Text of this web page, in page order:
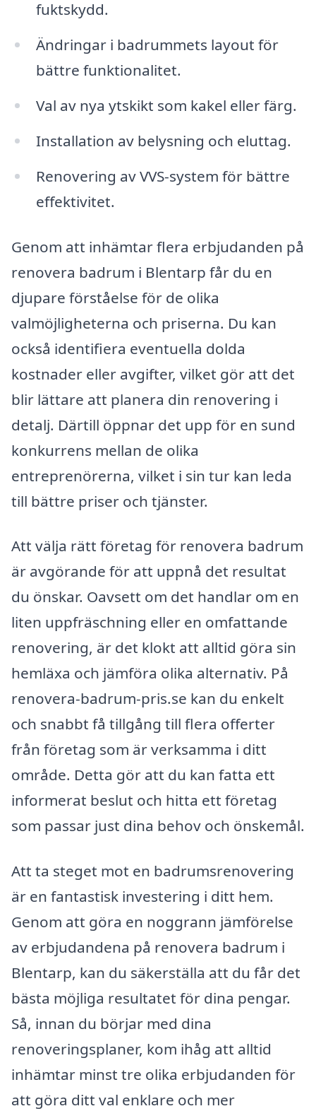
fuktskydd.
Ändringar i badrummets layout för
bättre funktionalitet.
Val av nya ytskikt som kakel eller färg.
Installation av belysning och eluttag.
Renovering av VVS-system för bättre
effektivitet.
Genom att inhämtar flera erbjudanden på
renovera badrum i Blentarp får du en
djupare förståelse för de olika
valmöjligheterna och priserna. Du kan
också identifiera eventuella dolda
kostnader eller avgifter, vilket gör att det
blir lättare att planera din renovering i
detalj. Därtill öppnar det upp för en sund
konkurrens mellan de olika
entreprenörerna, vilket i sin tur kan leda
till bättre priser och tjänster.
Att välja rätt företag för renovera badrum
är avgörande för att uppnå det resultat
du önskar. Oavsett om det handlar om en
liten uppfräschning eller en omfattande
renovering, är det klokt att alltid göra sin
hemläxa och jämföra olika alternativ. På
renovera-badrum-pris.se kan du enkelt
och snabbt få tillgång till flera offerter
från företag som är verksamma i ditt
område. Detta gör att du kan fatta ett
informerat beslut och hitta ett företag
som passar just dina behov och önskemål.
Att ta steget mot en badrumsrenovering
är en fantastisk investering i ditt hem.
Genom att göra en noggrann jämförelse
av erbjudandena på renovera badrum i
Blentarp, kan du säkerställa att du får det
bästa möjliga resultatet för dina pengar.
Så, innan du börjar med dina
renoveringsplaner, kom ihåg att alltid
inhämtar minst tre olika erbjudanden för
att göra ditt val enklare och mer